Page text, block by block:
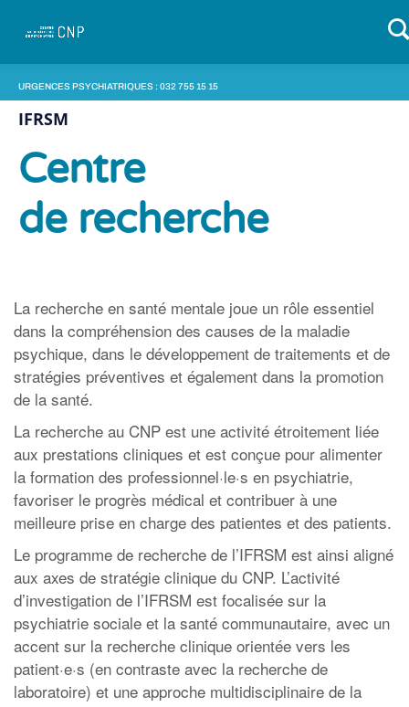
URGENCES PSYCHIATRIQUES : 032 755 15 15
IFRSM
Centre
de recherche
La recherche en santé mentale joue un rôle essentiel
dans la compréhension des causes de la maladie
psychique, dans le développement de traitements et de
stratégies préventives et également dans la promotion
de la santé.
La recherche au CNP est une activité étroitement liée
aux prestations cliniques et est conçue pour alimenter
la formation des professionnel·le·s en psychiatrie,
favoriser le progrès médical et contribuer à une
meilleure prise en charge des patientes et des patients.
Le programme de recherche de l’IFRSM est ainsi aligné
aux axes de stratégie clinique du CNP. L’activité
d’investigation de l’IFRSM est focalisée sur la
psychiatrie sociale et la santé communautaire, avec un
accent sur la recherche clinique orientée vers les
patient·e·s (en contraste avec la recherche de
laboratoire) et une approche multidisciplinaire de la